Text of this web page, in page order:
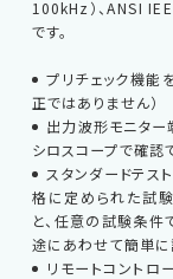
English
100kHz）、ANSI
です。
プリチェック機能を搭載：始業前点検が簡単にできます。（試験器校
正ではありません）
出力波形モニター端子を搭載：試験時にEUTに印加された波形をオ
シロスコープで確認
スタンダードテストとマニュアルテストを装備：IEC 61000-4-5の規
格に定められた試
と、任意の試験条件
途にあわせて簡単に
リモートコントロールソフトウェア（オプション）を用い、試験時間の